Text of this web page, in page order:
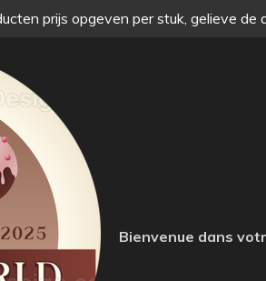
prijs opgeven per stuk, gelieve
Bienvenue dans